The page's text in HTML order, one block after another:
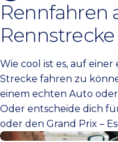
Rennfahren
Rennstrecke
Wie cool ist es, auf
Strecke fahren zu
einem echten Auto
Oder entscheide dich
oder den Grand Prix –
BMW Driving